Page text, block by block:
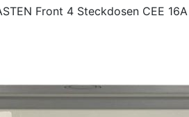
Front 4 Steckdosen CEE 16A